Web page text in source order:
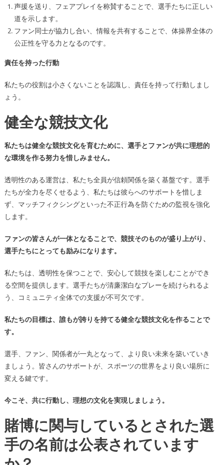
声援を送り、フェアプレイを称賛することで、選手たちに正しい
道を示します。
ファン同士が協力し合い、情報を共有することで、体操界全体の
公正性を守る力となるのです。
責任を持った行動
私たちの役割は小さくないことを認識し、責任を持って行動しまし
ょう。
健全な競技文化
私たちは健全な競技文化を育むために、選手とファンが共に理想的
な環境を作る努力を惜しみません。
透明性のある運営は、私たち全員が信頼関係を築く基盤です。選手
たちが全力を尽くせるよう、私たちは彼らへのサポートを惜しま
ず、マッチフィクシングといった不正行為を防ぐための監視を強化
します。
ファンの皆さんが一体となることで、競技そのものが盛り上がり、
選手たちにとっても励みになります。
私たちは、透明性を保つことで、安心して競技を楽しむことができ
る空間を提供します。選手たちが清廉潔白なプレーを続けられるよ
う、コミュニティ全体での支援が不可欠です。
私たちの目標は、誰もが誇りを持てる健全な競技文化を作ることで
す。
選手、ファン、関係者が一丸となって、より良い未来を築いていき
ましょう。皆さんのサポートが、スポーツの世界をより良い場所に
変える鍵です。
今こそ、共に行動し、理想の文化を実現しましょう。
賭博に関与しているとされた選
手の名前は公表されています